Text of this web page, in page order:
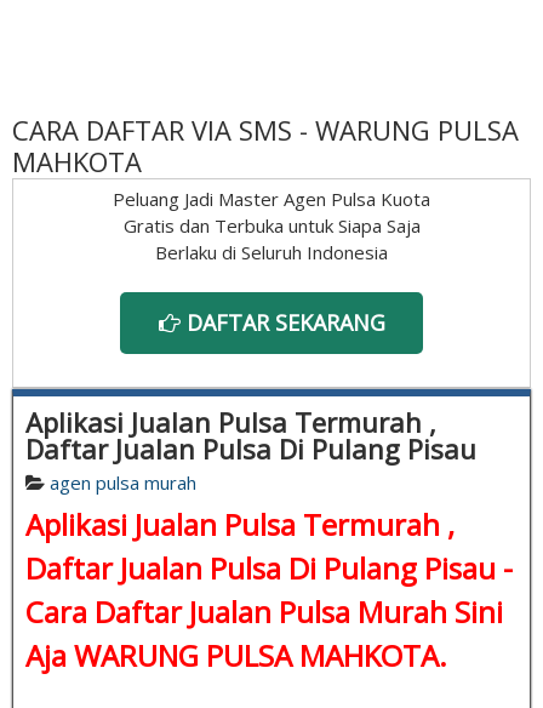
CARA DAFTAR VIA SMS - WARUNG PULSA
MAHKOTA
Peluang Jadi Master Agen Pulsa Kuota
Gratis dan Terbuka untuk Siapa Saja
Berlaku di Seluruh Indonesia
DAFTAR SEKARANG
Aplikasi Jualan Pulsa Termurah ,
Daftar Jualan Pulsa Di Pulang Pisau
agen pulsa murah
Aplikasi Jualan Pulsa Termurah ,
Daftar Jualan Pulsa Di Pulang Pisau -
Cara Daftar Jualan Pulsa Murah Sini
Aja WARUNG PULSA MAHKOTA.